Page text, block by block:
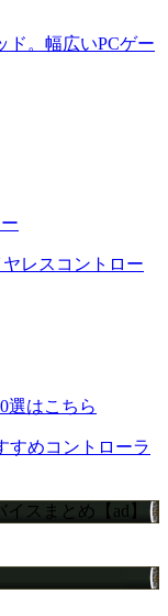
ド。幅広いPCゲー
レスコントロー
選はこちら
すめコントローラ
スまとめ【ad】